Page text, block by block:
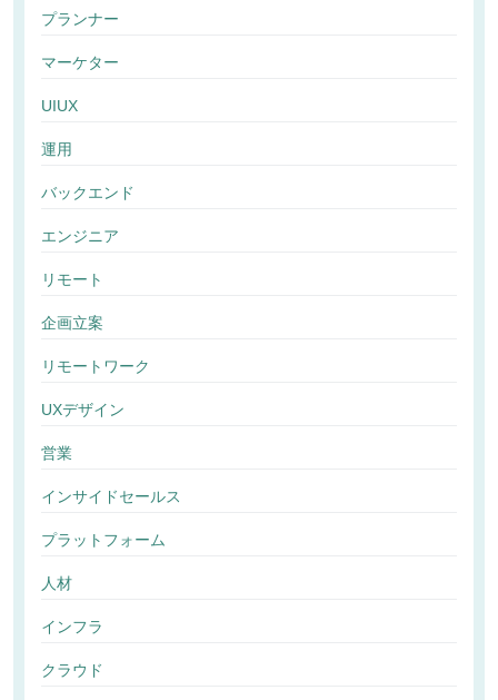
プランナー
マーケター
UIUX
運用
バックエンド
エンジニア
リモート
企画立案
リモートワーク
UXデザイン
営業
インサイドセールス
プラットフォーム
人材
インフラ
クラウド